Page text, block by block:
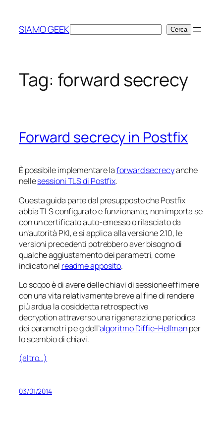
contenuto
SIAMO GEEKCerca Cerca
Tag: forward secrecy
Forward secrecy in Postfix
È possibile implementare laforward secrecyanche
nellesessioni TLS di Postfix.
Questa guida parte dal presupposto che Postfix
abbia TLS configurato e funzionante, non importa se
con un certificato auto-emesso o rilasciato da
un’autorità PKI, e si applica alla versione 2.10, le
versioni precedenti potrebbero aver bisogno di
qualche aggiustamento dei parametri, come
indicato nel readmeapposito.
Lo scopo è di avere delle chiavi di sessione effimere
con una vita relativamente breve al fine di rendere
più ardua la cosiddetta retrospective
decryptionattraverso una rigenerazione periodica
dei parametri pegdell’algoritmo Diffie-Hellmanper
lo scambio di chiavi.
(altro…)
03/01/2014